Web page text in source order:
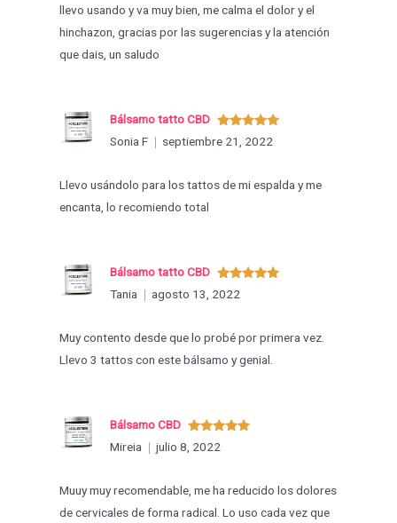
llevo usando y va muy bien, me calma el dolor y el
hinchazon, gracias por las sugerencias y la atención
que dais, un saludo
Valorado
con 5de 5
Bálsamo tatto CBD
Sonia F
septiembre 21, 2022
Llevo usándolo para los tattos de mi espalda y me
encanta, lo recomiendo total
Valorado
con
Bálsamo tatto CBD
Tania
agosto 13, 2022
Muy contento desde que lo probé por primera vez.
Llevo 3 tattos con este bálsamo y genial.
Valorado
con5de 5
Bálsamo CBD
Mireia
julio 8, 2022
Muuy muy recomendable, me ha reducido los dolores
de cervicales de forma radical. Lo uso cada vez que